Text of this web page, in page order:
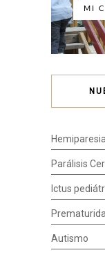
MI
Parálisis
Ictus
Autismo